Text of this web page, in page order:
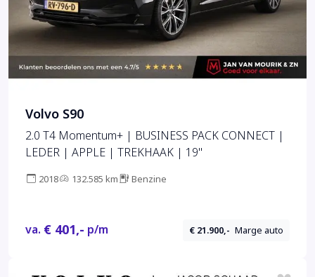
Volvo S90
2.0 T4 Momentum+ | BUSINESS PACK CONNECT |
LEDER | APPLE | TREKHAAK | 19"
2018 132.585 km Benzine
va. € 401,- p/m € 21.900,- Marge auto